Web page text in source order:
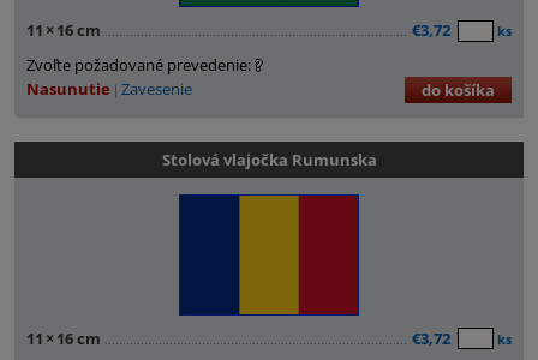
11 × 16 cm €3,72 ks
Zvoľte požadované prevedenie:
Nasunutie Zavesenie do košíka
Stolová vlajočka Rumunska
11 × 16 cm €3,72 ks